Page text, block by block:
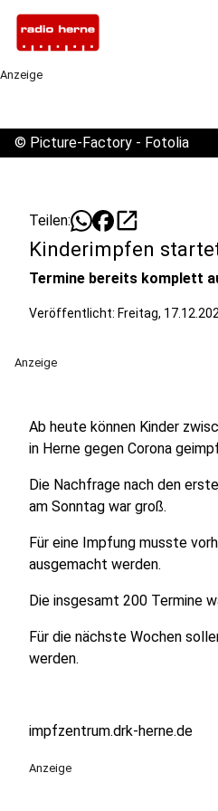
Anzeige
© Picture-Factory - Fotolia
Teilen: open_in_new
Kinderimpfen
Termine bereits komplett
Veröffentlicht: Freitag,
Anzeige
Ab heute können Kinder
in Herne gegen Corona
Die Nachfrage nach den
am Sonntag war groß.
Für eine Impfung musste
ausgemacht werden.
Die insgesamt 200 Termine
Für die nächste Wochen
werden.
impfzentrum.drk-herne.de
Anzeige